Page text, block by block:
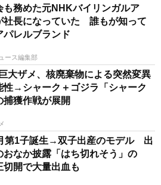
も務めた元NHKバイリンガルア
長になっていた 誰もが知って
パレルブランド
ース編集部
大ザメ、核廃棄物による突然変異
性→シャーク＋ゴジラ「シャーク
捕獲作戦が展開
第1子誕生→双子出産のモデル 出
おなか披露「はち切れそう」の
開で大量出血も